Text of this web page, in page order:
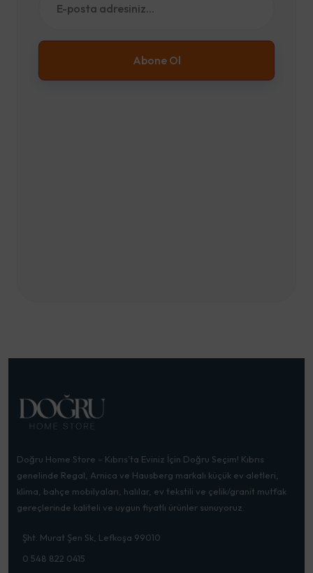
Abone Ol
Doğru Home Store – Kıbrıs’ta Eviniz İçin Doğru Seçim! Kıbrıs
genelinde Regal, Arnica ve Hausberg markalı küçük ev aletleri,
klima, bahçe mobilyaları, halılar, ev tekstili ve çelik/granit mutfak
gereçlerinde kaliteli ve uygun fiyatlı ürünler sunuyoruz.
Şht. Murat Şen Sk, Lefkoşa 99010
0 548 822 0415